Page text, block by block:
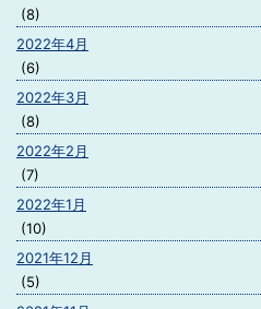
(8)
2022年4月
(6)
2022年3月
(8)
2022年2月
(7)
2022年1月
(10)
2021年12月
(5)